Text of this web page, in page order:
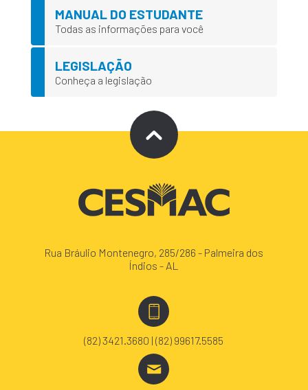
MANUAL DO ESTUDANTE
Todas as informações para você
LEGISLAÇÃO
Conheça a legislação
Rua Bráulio Montenegro, 285/286 - Palmeira dos
Índios - AL
(82) 3421.3680 | (82) 99617.5585